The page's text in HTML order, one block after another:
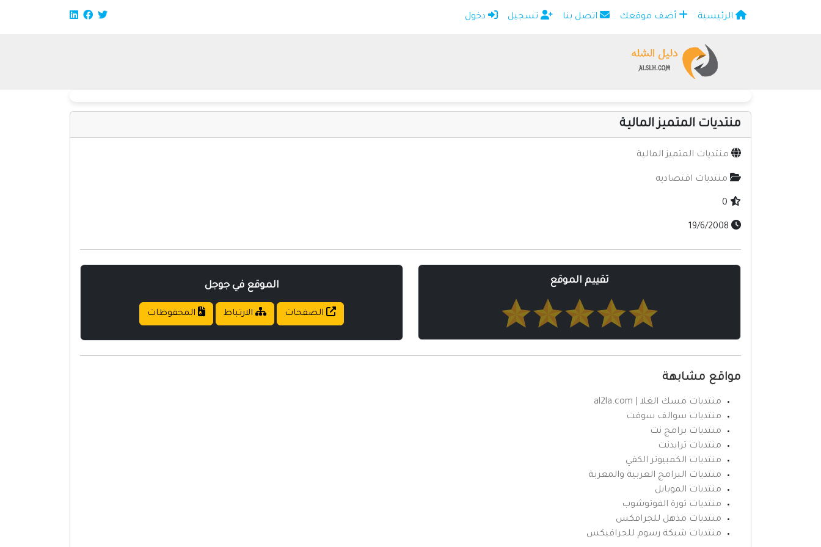
الرئيسية أضف موقعك اتصل بنا تسجيل دخول
منتديات المتميز المالية
منتديات المتميز المالية
منتديات اقتصاديه
تقييم الموقع الموقع في جوجل
الصفحات الارتباط المحفوظات
مواقع مشابهة
منتديات مسك الغلا | al2la.com
منتديات سوالف سوفت
منتديات برامج نت
منتديات ترايدنت
منتديات الكمبيوتر الكفي
منتديات البرامج العربية والمعربة
منتديات الموبايل
منتديات ثورة الفوتوشوب
منتديات مذهل للجرافكس
منتديات شبكة رسوم للجرافيكس